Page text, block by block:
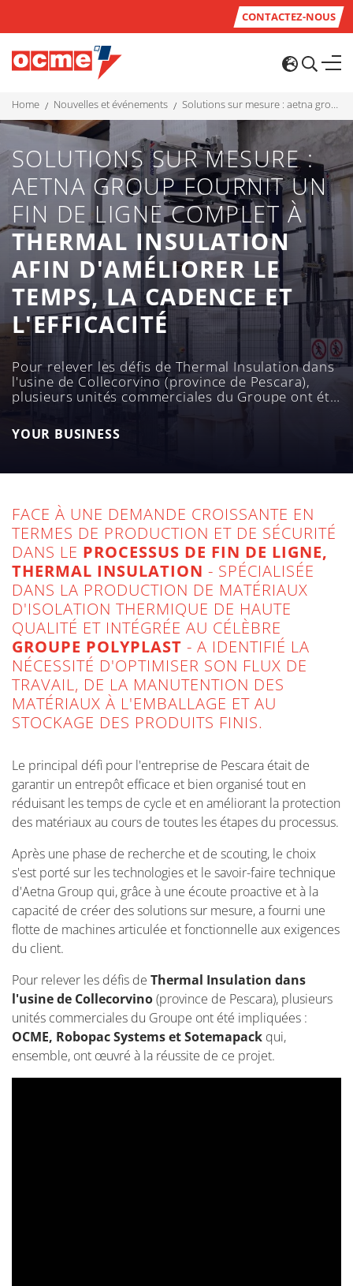
CONTACTEZ-NOUS
home nouvelles et événements solutions sur mesure : aetna group fournit un fin de ligne complet à thermal insulation afin d'améliorer le temps, la cadence et l'efficacité
SOLUTIONS SUR MESURE :
AETNA GROUP FOURNIT UN
FIN DE LIGNE COMPLET À
THERMAL INSULATION
AFIN D'AMÉLIORER LE
TEMPS, LA CADENCE ET
L'EFFICACITÉ
Pour relever les défis de Thermal Insulation dans
l'usine de Collecorvino (province de Pescara),
plusieurs unités commerciales du Groupe ont été
Sotemapack qui, ensemble, ont œuvré à la
réussite de ce projet.
YOUR BUSINESS
FACE À UNE DEMANDE CROISSANTE EN
TERMES DE PRODUCTION ET DE SÉCURITÉ
DANS LE PROCESSUS DE FIN DE LIGNE,
THERMAL INSULATION- SPÉCIALISÉE
DANS LA PRODUCTION DE MATÉRIAUX
D'ISOLATION THERMIQUE DE HAUTE
QUALITÉ ET INTÉGRÉE AU CÉLÈBRE
GROUPE POLYPLAST - A IDENTIFIÉ LA
NÉCESSITÉ D'OPTIMISER SON FLUX DE
TRAVAIL, DE LA MANUTENTION DES
MATÉRIAUX À L'EMBALLAGE ET AU
STOCKAGE DES PRODUITS FINIS.
Le principal défi pour l'entreprise de Pescara était de
garantir un entrepôt efficace et bien organisé tout en
réduisant les temps de cycle et en améliorant la protection
des matériaux au cours de toutes les étapes du processus.
Après une phase de recherche et de scouting, le choix
s'est porté sur les technologies et le savoir-faire technique
d'Aetna Group qui, grâce à une écoute proactive et à la
capacité de créer des solutions sur mesure, a fourni une
flotte de machines articulée et fonctionnelle aux exigences
du client.
Pour relever les défis de Thermal Insulation dans
l'usine de Collecorvino(province de Pescara), plusieurs
unités commerciales du Groupe ont été impliquées :
OCME, Robopac Systems et Sotemapack qui,
ensemble, ont œuvré à la réussite de ce projet.